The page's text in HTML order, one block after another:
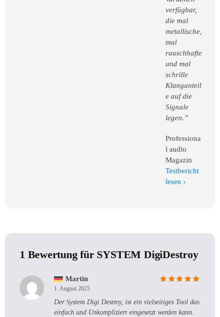
verfügbar,
die mal
metallische,
mal
rauschhafte
und mal
schrille
Klanganteil
e auf die
Signale
legen.”
Professiona
l audio
Magazin
Testbericht
lesen ›
1 Bewertung für SYSTEM DigiDestroy
Martin
1. August 2025
Der System Digi Destroy, ist ein vielseitiges Tool das
einfach und Unkompliziert eingesetzt werden kann.